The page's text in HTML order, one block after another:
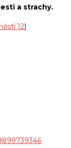
a strachy.
12)